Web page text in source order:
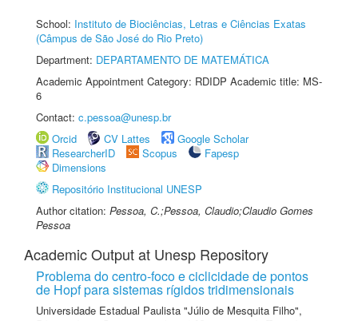
School: Instituto de Biociências, Letras e Ciências Exatas
(Câmpus de São José do Rio Preto)
Department: DEPARTAMENTO DE MATEMÁTICA
Academic Appointment Category: RDIDP Academic title: MS-
6
Contact: c.pessoa@unesp.br
Orcid
CV Lattes
Google Scholar
ResearcherID
Scopus
Fapesp
Dimensions
Repositório Institucional UNESP
Author citation: Pessoa, C.;Pessoa, Claudio;Claudio Gomes
Pessoa
Academic Output at Unesp Repository
Problema do centro-foco e ciclicidade de pontos
de Hopf para sistemas rígidos tridimensionais
Universidade Estadual Paulista "Júlio de Mesquita Filho",